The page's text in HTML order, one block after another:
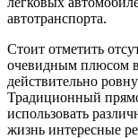
автотранспорта.
Стоит отметить
очевидным плюсом
действительно
Традиционный
использовать
жизнь интересные